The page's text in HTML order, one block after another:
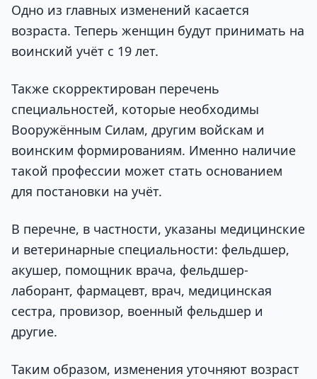
Одно из главных изменений касается
возраста. Теперь женщин будут принимать на
воинский учёт с 19 лет.
Также скорректирован перечень
специальностей, которые необходимы
Вооружённым Силам, другим войскам и
воинским формированиям. Именно наличие
такой профессии может стать основанием
для постановки на учёт.
В перечне, в частности, указаны медицинские
и ветеринарные специальности: фельдшер,
акушер, помощник врача, фельдшер-
лаборант, фармацевт, врач, медицинская
сестра, провизор, военный фельдшер и
другие.
Таким образом, изменения уточняют возраст